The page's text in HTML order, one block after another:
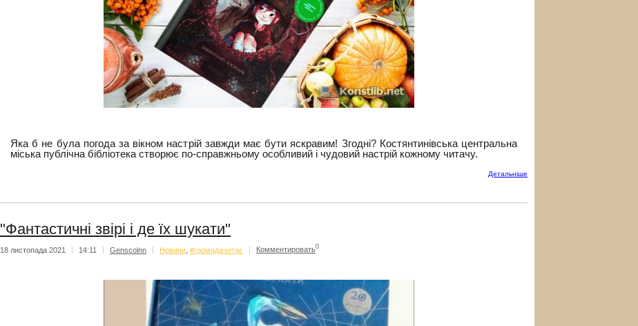
Яка б не була погода за вікном настрій завжди має бути яскравим! Згодні? Костянтинівська центральна
міська публічна бібліотека створює по-справжньому особливий і чудовий настрій кожному читачу.
Детальнiше
"Фантастичні звірі і де їх шукати"
18 листопада 2021 14:11 Genscolnn Новини #громадачитає Комментировать0